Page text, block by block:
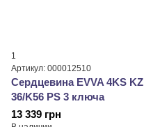
1
Артикул: 000012510
Сердцевина EVVA 4KS KZ
36/K56 PS 3 ключа
13 339 грн